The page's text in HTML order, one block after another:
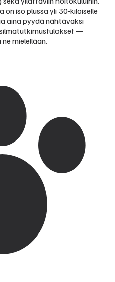
iso plussa yli 30-kiloiselle
aina pyydä nähtäväksi
—
mielellään.